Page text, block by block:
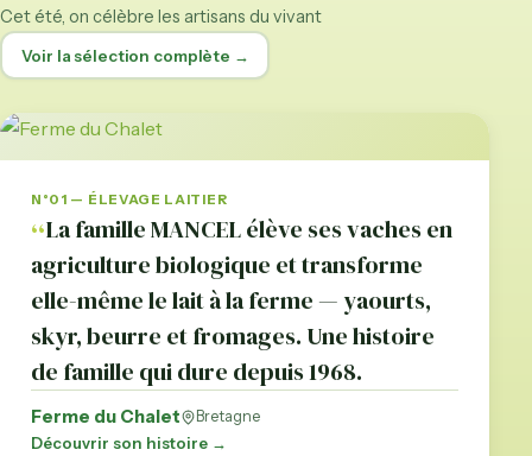
Cet été, on célèbre les artisans du vivant
Voir la sélection complète →
N°01 — ÉLEVAGE LAITIER
La famille MANCEL élève ses vaches en
agriculture biologique et transforme
elle-même le lait à la ferme — yaourts,
skyr, beurre et fromages. Une histoire
de famille qui dure depuis 1968.
Ferme du Chalet Bretagne
Découvrir son histoire →